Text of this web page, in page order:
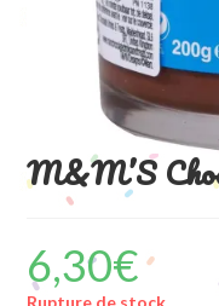
M&M’S
6,30€